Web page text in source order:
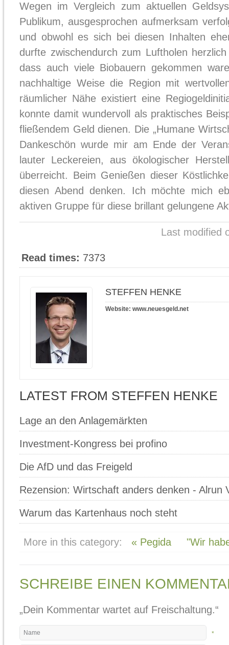
Wegen im Vergleich zum aktuellen
Publikum, ausgesprochen aufmerksam
und obwohl es sich bei diesen Inhalten
durfte zwischendurch zum Luftholen
dass auch viele Biobauern gekommen
nachhaltige Weise die Region mit
räumlicher Nähe existiert eine
konnte damit wundervoll als praktisches
fließendem Geld dienen. Die „Humane
Dankeschön wurde mir am Ende der
lauter Leckereien, aus ökologischer
überreicht. Beim Genießen dieser
diesen Abend denken. Ich möchte mich
aktiven Gruppe für diese brillant gelungene
Last modified
Read times: 7373
STEFFEN HENKE
Website: www.neuesgeld.net
LATEST FROM STEFFEN HENKE
Lage an den Anlagemärkten
Investment-Kongress bei profino
Die AfD und das Freigeld
Rezension: Wirtschaft anders denken - Alrun
Warum das Kartenhaus noch steht
More in this category: « Pegida "Wir
SCHREIBE EINEN
„Dein Kommentar wartet auf Freischaltung.“
*